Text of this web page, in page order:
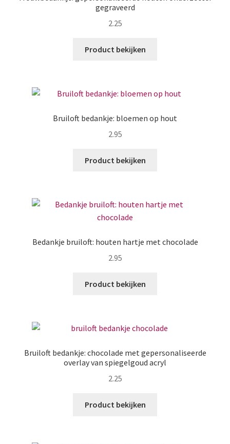
gegraveerd
2.25
Product bekijken
Bruiloft bedankje: bloemen op hout
2.95
Product bekijken
Bedankje bruiloft: houten hartje met chocolade
2.95
Product bekijken
Bruiloft bedankje: chocolade met gepersonaliseerde
overlay van spiegelgoud acryl
2.25
Product bekijken